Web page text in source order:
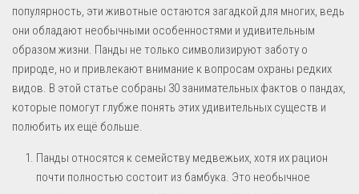
популярность, эти животные остаются загадкой для многих, ведь
они обладают необычными особенностями и удивительным
образом жизни. Панды не только символизируют заботу о
природе, но и привлекают внимание к вопросам охраны редких
видов. В этой статье собраны 30 занимательных фактов о пандах,
которые помогут глубже понять этих удивительных существ и
полюбить их ещё больше.
Панды относятся к семейству медвежьих, хотя их рацион
почти полностью состоит из бамбука. Это необычное